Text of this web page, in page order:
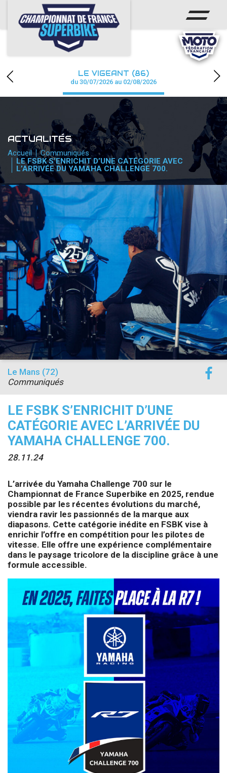
ACCUEIL
CHAMPIONNAT
CALENDRIER
PHOTOS / WEB TV
PARTENAIRES
PRESSE
PRESSE
accéder à la billetterie
LE VIGEANT (86)
du 30/07/2026 au 02/08/2026
ACTUALITÉS
Accueil
Communiqués
LE FSBK S’ENRICHIT D’UNE CATÉGORIE AVEC
L’ARRIVÉE DU YAMAHA CHALLENGE 700.
LE FSBK S’ENRICHIT D’UNE
CATÉGORIE AVEC L’ARRIVÉE DU
YAMAHA CHALLENGE 700.
28.11.24
Le Mans (72)
Communiqués
L’arrivée du Yamaha Challenge 700 sur le
Championnat de France Superbike en 2025, rendue
possible par les récentes évolutions du marché,
viendra ravir les passionnés de la marque aux
diapasons. Cette catégorie inédite en FSBK vise à
enrichir l’offre en compétition pour les pilotes de
vitesse. Elle offre une expérience complémentaire
dans le paysage tricolore de la discipline grâce à une
formule accessible.